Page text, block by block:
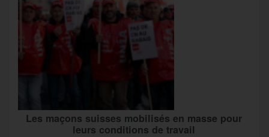
Les maçons suisses mobilisés en masse pour
leurs conditions de travail